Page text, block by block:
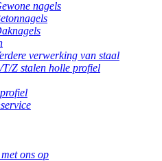
nagels
verwerking van staal
T/Z stalen holle profiel
ons op